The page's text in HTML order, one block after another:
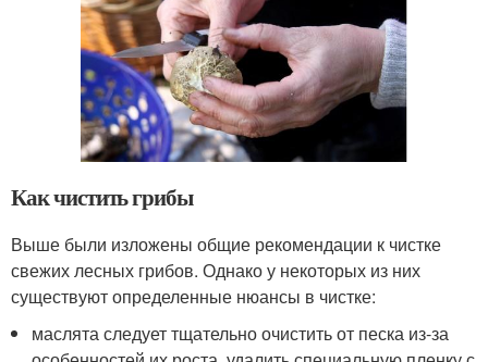
Как чистить грибы
Выше были изложены общие рекомендации к чистке
свежих лесных грибов. Однако у некоторых из них
существуют определенные нюансы в чистке:
маслята следует тщательно очистить от песка из-за